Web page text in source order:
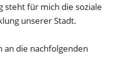
steht für mich die soziale
unserer Stadt.
an die nachfolgenden